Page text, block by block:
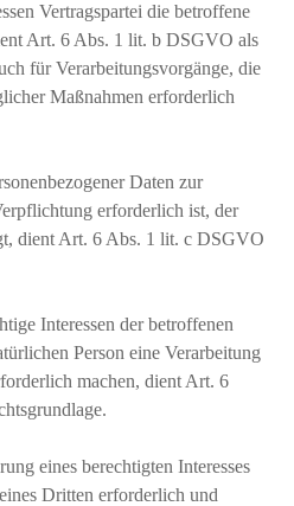
Vertragspartei die betroffene
Art. 6 Abs. 1 lit. b DSGVO als
für Verarbeitungsvorgänge, die
Maßnahmen erforderlich
Daten zur
erforderlich ist, der
dient Art. 6 Abs. 1 lit. c DSGVO
Interessen der betroffenen
Person eine Verarbeitung
machen, dient Art. 6
eines berechtigten Interesses
Dritten erforderlich und